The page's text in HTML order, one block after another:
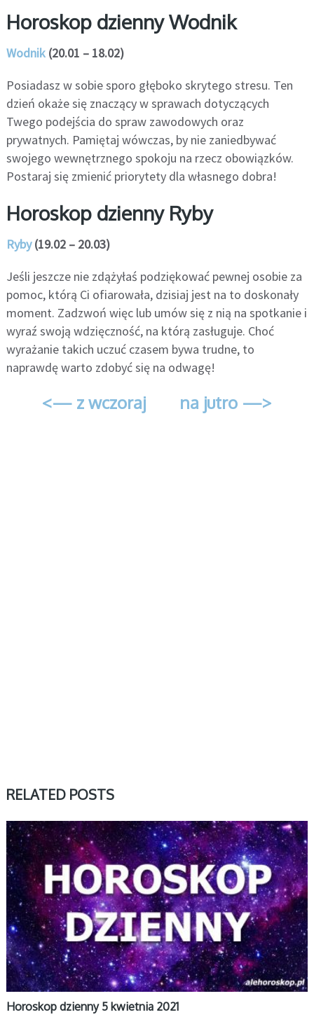
Horoskop dzienny Wodnik
Wodnik(20.01 – 18.02)
Posiadasz w sobie sporo głęboko skrytego stresu. Ten
dzień okaże się znaczący w sprawach dotyczących
Twego podejścia do spraw zawodowych oraz
prywatnych. Pamiętaj wówczas, by nie zaniedbywać
swojego wewnętrznego spokoju na rzecz obowiązków.
Postaraj się zmienić priorytety dla własnego dobra!
Horoskop dzienny Ryby
Ryby(19.02 – 20.03)
Jeśli jeszcze nie zdążyłaś podziękować pewnej osobie za
pomoc, którą Ci ofiarowała, dzisiaj jest na to doskonały
moment. Zadzwoń więc lub umów się z nią na spotkanie i
wyraź swoją wdzięczność, na którą zasługuje. Choć
wyrażanie takich uczuć czasem bywa trudne, to
naprawdę warto zdobyć się na odwagę!
<— z wczoraj na jutro —>
RELATED POSTS
DZIENNY
Horoskop dzienny 5 kwietnia 2021